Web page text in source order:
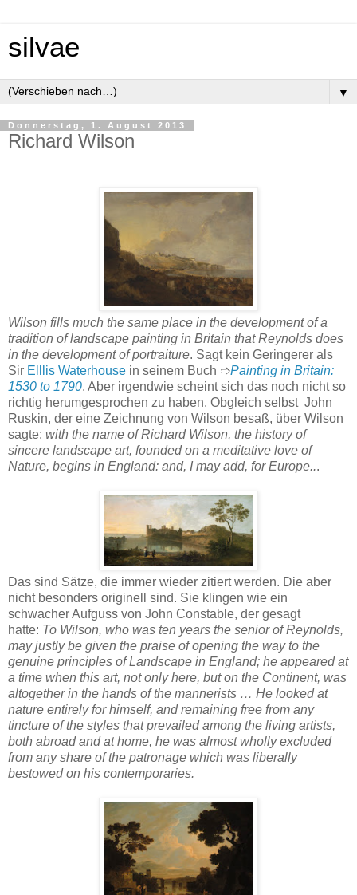
silvae
▼
Donnerstag, 1. August 2013
Richard Wilson
Wilson fills much the same place in the development of a
tradition of landscape painting in Britain that Reynolds does
in the development of portraiture. Sagt kein Geringerer als
Sir Elllis Waterhouse in seinem Buch ➱Painting in Britain:
1530 to 1790. Aber irgendwie scheint sich das noch nicht so
richtig herumgesprochen zu haben. Obgleich selbst John
Ruskin, der eine Zeichnung von Wilson besaß, über Wilson
sagte: with the name of Richard Wilson, the history of
sincere landscape art, founded on a meditative love of
Nature, begins in England: and, I may add, for Europe...
Das sind Sätze, die immer wieder zitiert werden. Die aber
nicht besonders originell sind. Sie klingen wie ein
schwacher Aufguss von John Constable, der gesagt
hatte: To Wilson, who was ten years the senior of Reynolds,
may justly be given the praise of opening the way to the
genuine principles of Landscape in England; he appeared at
a time when this art, not only here, but on the Continent, was
altogether in the hands of the mannerists … He looked at
nature entirely for himself, and remaining free from any
tincture of the styles that prevailed among the living artists,
both abroad and at home, he was almost wholly excluded
from any share of the patronage which was liberally
bestowed on his contemporaries.